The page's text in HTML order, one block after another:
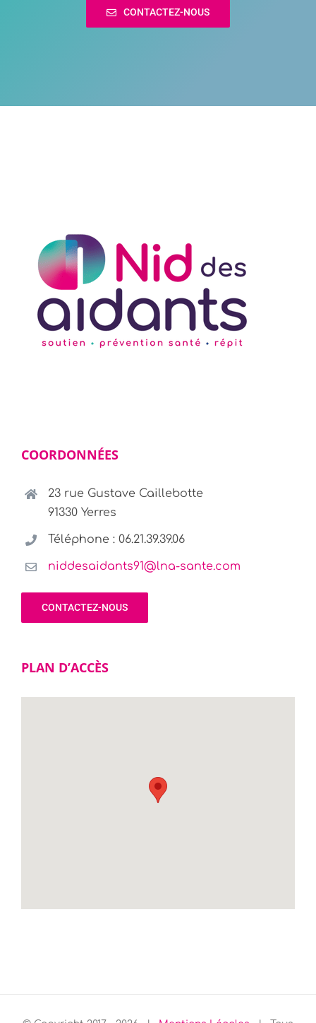
CONTACTEZ-NOUS
COORDONNÉES
23 rue Gustave Caillebotte
91330 Yerres
Téléphone : 06.21.39.39.06
niddesaidants91@lna-sante.com
CONTACTEZ-NOUS
PLAN D’ACCÈS